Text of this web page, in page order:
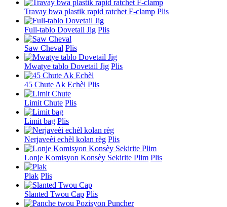
Travay bwa plastik rapid ratchet F-clamp Plis
Full-tablo Dovetail Jig Plis
Saw Cheval Plis
Mwatye tablo Dovetail Jig Plis
45 Chute Ak Echèl Plis
Limit Chute Plis
Limit bag Plis
Nerjaveèi echèl kolan règ Plis
Lonje Komisyon Konsèy Sekirite Plim Plis
Plak Plis
Slanted Twou Cap Plis